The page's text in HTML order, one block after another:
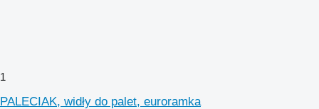
1
PALECIAK, widły do palet, euroramka